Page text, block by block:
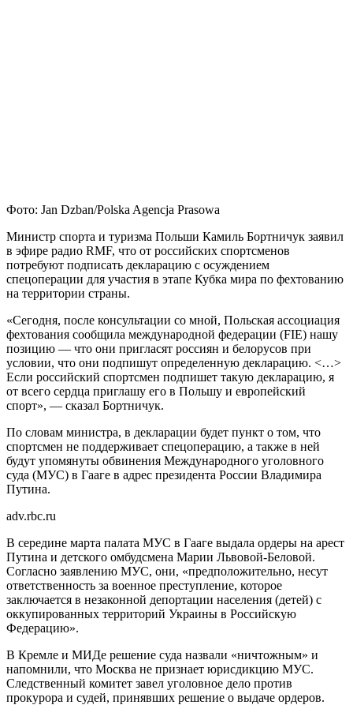
Фото: Jan Dzban/Polska Agencja Prasowa
Министр спорта и туризма Польши Камиль Бортничук заявил
в эфире радио RMF, что от российских спортсменов
потребуют подписать декларацию с осуждением
спецоперации для участия в этапе Кубка мира по фехтованию
на территории страны.
«Сегодня, после консультации со мной, Польская ассоциация
фехтования сообщила международной федерации (FIE) нашу
позицию — что они пригласят россиян и белорусов при
условии, что они подпишут определенную декларацию. <…>
Если российский спортсмен подпишет такую декларацию, я
от всего сердца приглашу его в Польшу и европейский
спорт», — сказал Бортничук.
По словам министра, в декларации будет пункт о том, что
спортсмен не поддерживает спецоперацию, а также в ней
будут упомянуты обвинения Международного уголовного
суда (МУС) в Гааге в адрес президента России Владимира
Путина.
adv.rbc.ru
В середине марта палата МУС в Гааге выдала ордеры на арест
Путина и детского омбудсмена Марии Львовой-Беловой.
Согласно заявлению МУС, они, «предположительно, несут
ответственность за военное преступление, которое
заключается в незаконной депортации населения (детей) с
оккупированных территорий Украины в Российскую
Федерацию».
В Кремле и МИДе решение суда назвали «ничтожным» и
напомнили, что Москва не признает юрисдикцию МУС.
Следственный комитет завел уголовное дело против
прокурора и судей, принявших решение о выдаче ордеров.